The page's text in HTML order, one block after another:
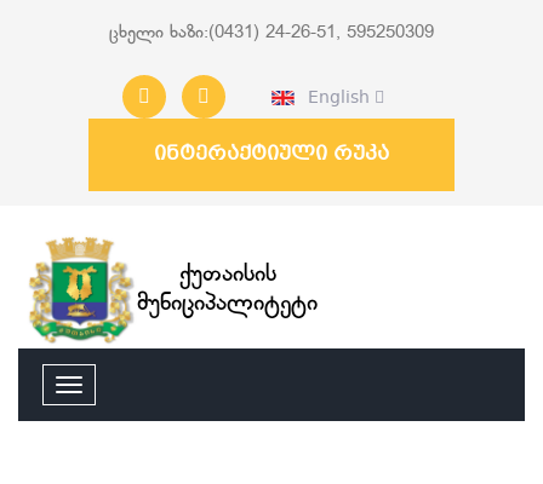
ცხელი ხაზი:(0431) 24-26-51, 595250309
English
ინტერაქტიული რუკა
ქუთაისის
მუნიციპალიტეტი